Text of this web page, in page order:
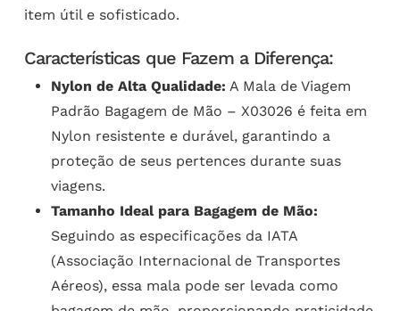
item útil e sofisticado.
Características que Fazem a Diferença:
Nylon de Alta Qualidade: A Mala de Viagem
Padrão Bagagem de Mão – X03026 é feita em
Nylon resistente e durável, garantindo a
proteção de seus pertences durante suas
viagens.
Tamanho Ideal para Bagagem de Mão:
Seguindo as especificações da IATA
(Associação Internacional de Transportes
Aéreos), essa mala pode ser levada como